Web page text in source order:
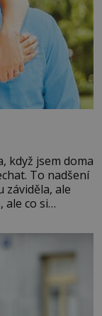
když jsem doma
To nadšení
záviděla, ale
ale co si
když